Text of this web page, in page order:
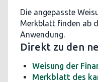
Die angepasste
Merkblatt finden ab
Anwendung.
Direkt zu den
Weisung der
Merkblatt des